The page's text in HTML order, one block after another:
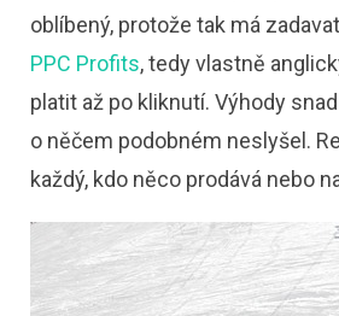
oblíbený, protože tak má
PPC Profits, tedy vlastně
platit až po kliknutí. Výhody
o něčem podobném neslyšel.
každý, kdo něco prodává nebo